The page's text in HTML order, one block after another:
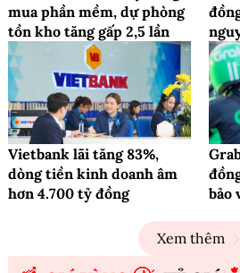
mua phần mềm, dự phòng
tồn kho tăng gấp 2,5 lần
Vietbank lãi tăng 83%,
dòng tiền kinh doanh âm
hơn 4.700 tỷ đồng
bảo
Xem thêm